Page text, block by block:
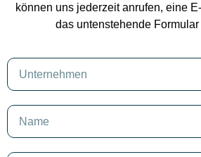
können uns jederzeit anrufen, eine
das untenstehende